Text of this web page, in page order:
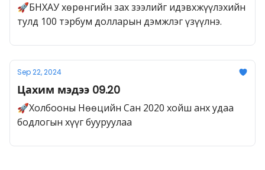
🚀БНХАУ хөрөнгийн зах зээлийг идэвхжүүлэхийн
тулд 100 тэрбум долларын дэмжлэг үзүүлнэ.
Sep 22, 2024
Цахим мэдээ 09.20
🚀Холбооны Нөөцийн Сан 2020 хойш анх удаа
бодлогын хүүг бууруулаа